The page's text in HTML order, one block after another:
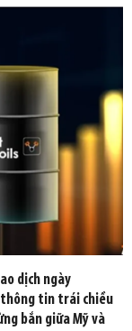
dịch ngày
thông tin trái chiều
bắn giữa Mỹ và